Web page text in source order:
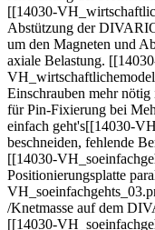
[[14030-
Abstützung der
um den Magneten und
axiale Belastung.
Einschrauben mehr
für Pin-Fixierung bei
einfach geht's[[14030-
beschneiden, fehlende
[[14030-
Positionierungsplatte
/Knetmasse auf dem
[[14030-